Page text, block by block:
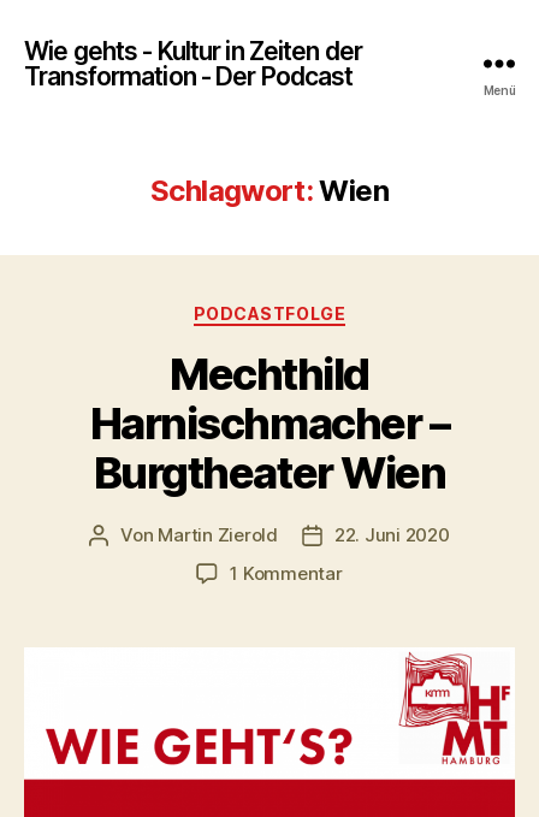
Wie gehts - Kultur in Zeiten der
Transformation - Der Podcast
Menü
Schlagwort:Wien
Kategorien
PODCASTFOLGE
Mechthild
Harnischmacher –
Burgtheater Wien
Beitragsautor
Von Martin Zierold Veröffentlichungsdatum
22. Juni 2020
1 Kommentarzu
–
Burgtheater